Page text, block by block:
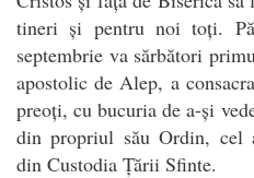
tineri și pentru noi toți.
septembrie va sărbători
apostolic de Alep, a
preoți, cu bucuria de a-și
din propriul său Ordin, cel
din Custodia Țării Sfinte.